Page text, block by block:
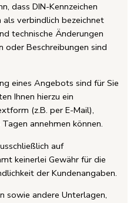
dass DIN-Kennzeichen
als verbindlich bezeichnet
technische Änderungen
oder Beschreibungen sind
eines Angebots sind für Sie
Ihnen hierzu ein
(z.B. per E-Mail),
annehmen können.
auf
keinerlei Gewähr für die
der Kundenangaben.
sowie andere Unterlagen,